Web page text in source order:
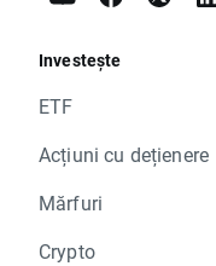
Investește
ETF
Acțiuni cu dețienere
Mărfuri
Crypto